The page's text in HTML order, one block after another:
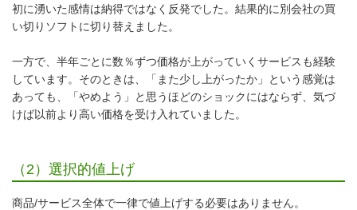
初に湧いた感情は納得ではなく反発でした。結果的に別会社の買
い切りソフトに切り替えました。
一方で、半年ごとに数％ずつ価格が上がっていくサービスも経験
しています。そのときは、「また少し上がったか」という感覚は
あっても、「やめよう」と思うほどのショックにはならず、気づ
けば以前より高い価格を受け入れていました。
（2）選択的値上げ
商品/サービス全体で一律で値上げする必要はありません。